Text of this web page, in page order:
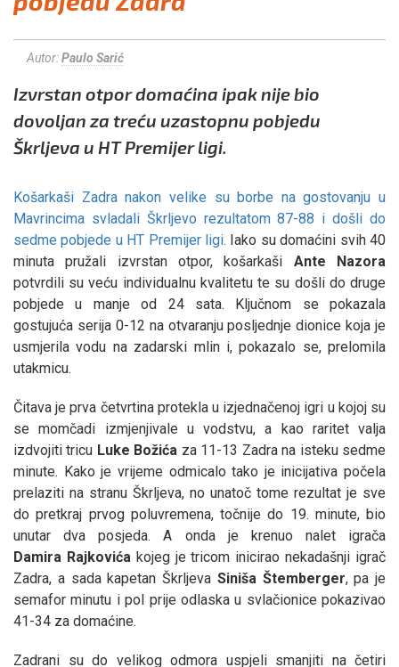
Autor:Paulo Sarić
Izvrstan otpor domaćina ipak nije bio
dovoljan za treću uzastopnu pobjedu
Škrljeva u HT Premijer ligi.
Košarkaši Zadra nakon velike su borbe na gostovanju u
Mavrincima svladali Škrljevo rezultatom 87-88 i došli do
sedme pobjede u HT Premijer ligi. Iako su domaćini svih 40
minuta pružali izvrstan otpor, košarkaši Ante
Nazora
potvrdili su veću individualnu kvalitetu te su došli do druge
pobjede u manje od 24 sata. Ključnom se pokazala
gostujuća serija 0-12 na otvaranju posljednje dionice koja je
usmjerila vodu na zadarski mlin i, pokazalo se, prelomila
utakmicu.
Čitava je prva četvrtina protekla u izjednačenoj igri u kojoj su
se momčadi izmjenjivale u vodstvu, a kao raritet valja
izdvojiti tricu Luke Božića za 11-13 Zadra na isteku sedme
minute. Kako je vrijeme odmicalo tako je inicijativa počela
prelaziti na stranu Škrljeva, no unatoč tome rezultat je sve
do pretkraj prvog poluvremena, točnije do 19. minute, bio
unutar dva posjeda. A onda je krenuo nalet igrača
Damira Rajkovićakojeg je tricom inicirao nekadašnji igrač
Zadra, a sada kapetan Škrljeva Siniša Štemberger, pa je
semafor minutu i pol prije odlaska u svlačionice pokazivao
41-34 za domaćine.
Zadrani su do velikog odmora uspjeli smanjiti na četiri